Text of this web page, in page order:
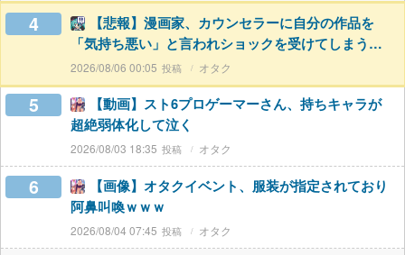
4
【悲報】漫画家、カウンセラーに自分の作品を
「気持ち悪い」と言われショックを受けてしまう…
2026/08/06 00:05 オタク
5
【動画】スト6プロゲーマーさん、持ちキャラが
超絶弱体化して泣く
2026/08/03 18:35 オタク
6
【画像】オタクイベント、服装が指定されており
阿鼻叫喚ｗｗｗ
2026/08/04 07:45 オタク